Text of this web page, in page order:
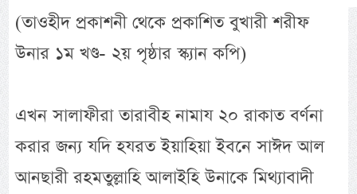
(তাওহীদ প্রকাশনী থেকে প্রকাশিত বুখারী শরীফ
উনার ১ম খণ্ড- ২য় পৃষ্ঠার স্ক্যান কপি)
এখন সালাফীরা তারাবীহ নামায ২০ রাকাত বর্ণনা
করার জন্য যদি হযরত ইয়াহিয়া ইবনে সাঈদ আল
আনছারী রহমতুল্লাহি আলাইহি উনাকে মিথ্যাবাদী